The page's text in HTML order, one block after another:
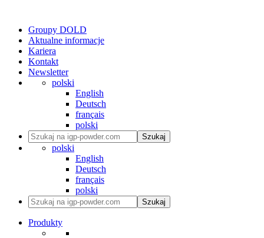
Groupy DOLD
Aktualne informacje
Kariera
Kontakt
Newsletter
polski
English
Deutsch
français
polski
Szukaj
polski
English
Deutsch
français
polski
Szukaj
Produkty